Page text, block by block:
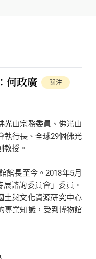
何政廣 關注
光山宗務委員、佛光山
執行長、全球29個佛光
教授。
館長至今。2018年5月
諮詢委員會」委員。
土與文化資源研究中心
專業知識，受到博物館